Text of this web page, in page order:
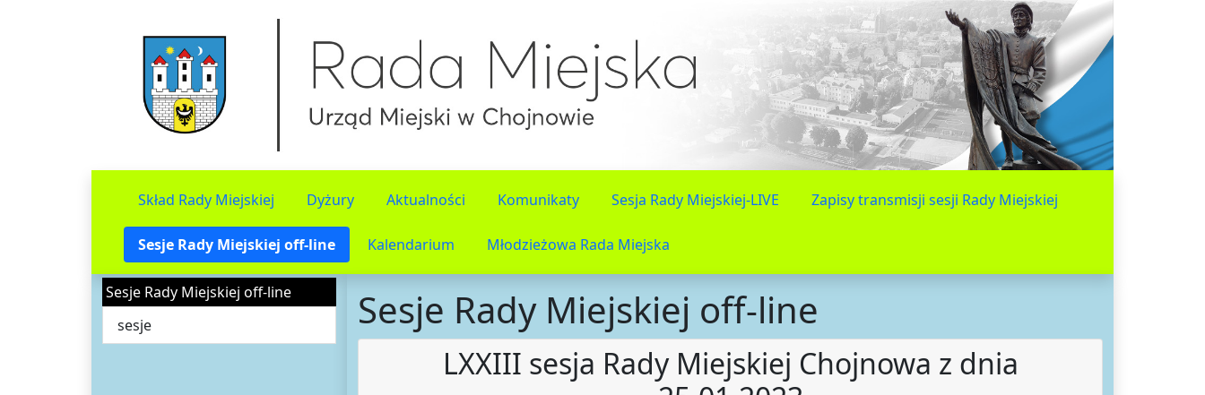
Skład Rady Miejskiej Dyżury Aktualności Komunikaty Sesja Rady Miejskiej-LIVE Zapisy transmisji sesji Rady Miejskiej
Sesje Rady Miejskiej off-line Kalendarium Młodzieżowa Rada Miejska
Sesje Rady Miejskiej off-line
sesje
Sesje Rady Miejskiej off-line
LXXIII sesja Rady Miejskiej Chojnowa z dnia